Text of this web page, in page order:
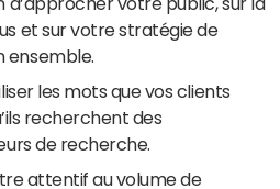
et sur votre stratégie de
ensemble.
les mots que vos clients
recherchent des
de recherche.
attentif au volume de